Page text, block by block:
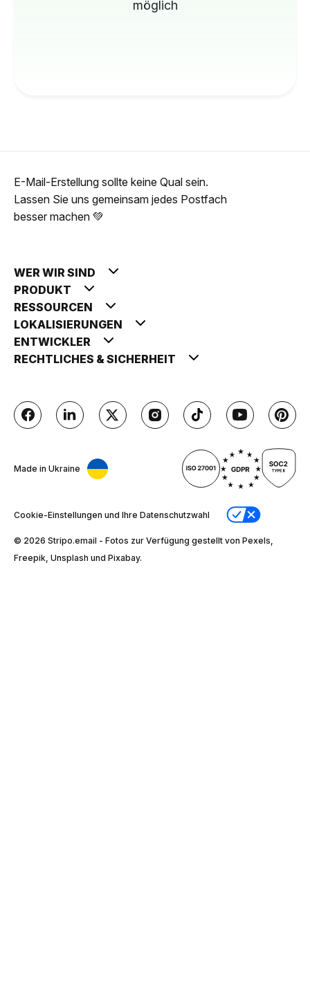
möglich
E-Mail-Erstellung sollte keine Qual sein.
Lassen Sie uns gemeinsam jedes Postfach
besser machen 💚
WER WIR SIND
PRODUKT
RESSOURCEN
LOKALISIERUNGEN
ENTWICKLER
RECHTLICHES & SICHERHEIT
Made in Ukraine
Cookie-Einstellungen und Ihre Datenschutzwahl
© 2026 Stripо.email - Fotos zur Verfügung gestellt von Pexels,
Freepik, Unsplash und Pixabay.